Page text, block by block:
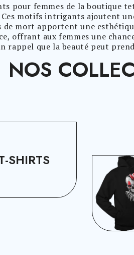
pour femmes de la boutique
motifs intrigants ajoutent
de mort apportent une
offrant aux femmes une
rappel que la beauté peut
NOS
SHIRTS